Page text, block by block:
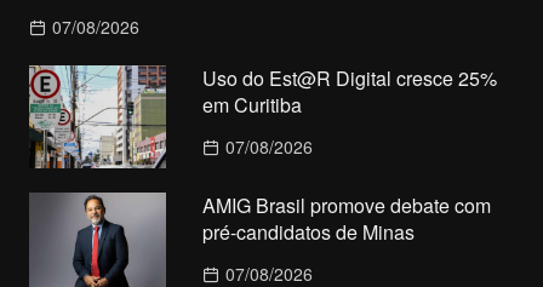
07/08/2026
Uso do Est@R Digital cresce 25%
em Curitiba
07/08/2026
AMIG Brasil promove debate com
pré-candidatos de Minas
07/08/2026